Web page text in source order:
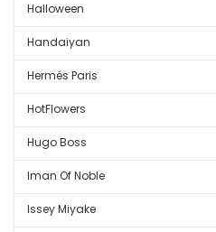
Halloween
Handaiyan
Hermés Paris
HotFlowers
Hugo Boss
Iman Of Noble
Issey Miyake